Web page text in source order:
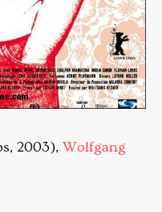
2003), Wolfgang